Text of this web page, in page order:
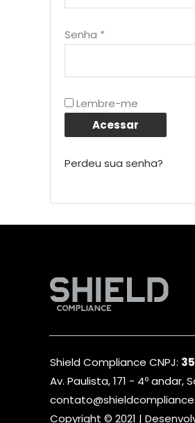
Senha *
Lembre-me
Acessar
Perdeu sua senha?
Shield Compliance CNPJ:
Av. Paulista, 171 - 4º andar,
Copyright © 2021 |